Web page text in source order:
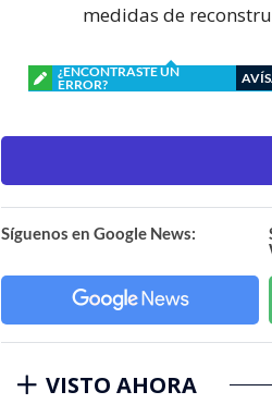
medidas de
¿ENCONTRASTE UN
ERROR?
Síguenos en Google News:
VISTO AHORA